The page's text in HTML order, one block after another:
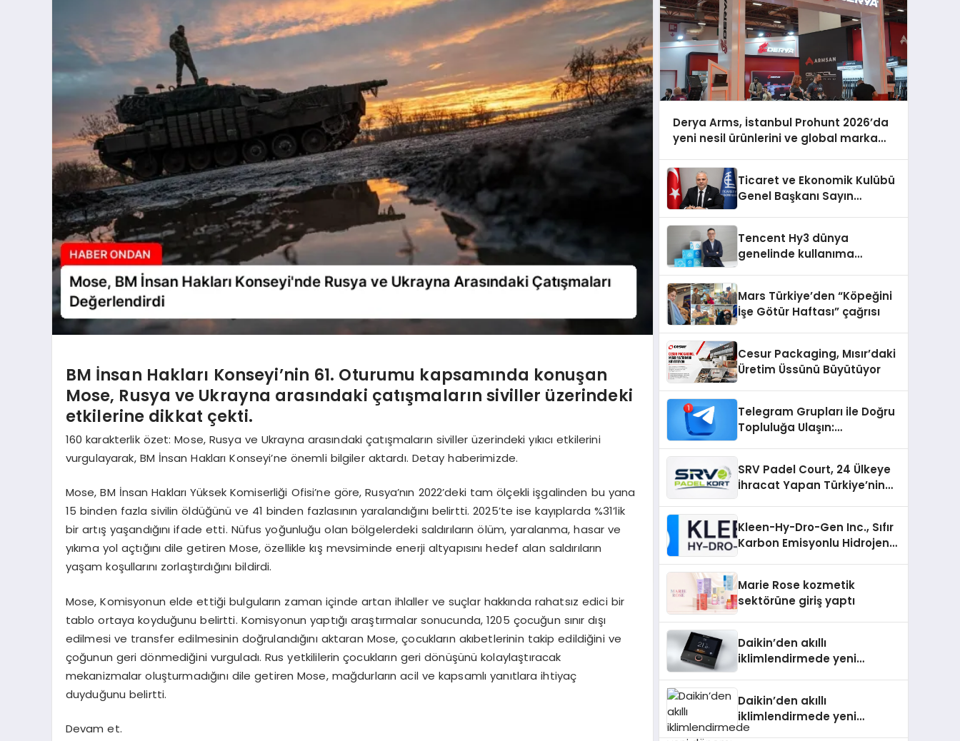
BM İnsan Hakları Konseyi’nin 61. Oturumu kapsamında konuşan
Mose, Rusya ve Ukrayna arasındaki çatışmaların siviller üzerindeki
etkilerine dikkat çekti.
160 karakterlik özet: Mose, Rusya ve Ukrayna arasındaki çatışmaların siviller üzerindeki yıkıcı etkilerini
vurgulayarak, BM İnsan Hakları Konseyi’ne önemli bilgiler aktardı. Detay haberimizde.
Mose, BM İnsan Hakları Yüksek Komiserliği Ofisi’ne göre, Rusya’nın 2022’deki tam ölçekli işgalinden bu yana
15 binden fazla sivilin öldüğünü ve 41 binden fazlasının yaralandığını belirtti. 2025’te ise kayıplarda %31’lik
bir artış yaşandığını ifade etti. Nüfus yoğunluğu olan bölgelerdeki saldırıların ölüm, yaralanma, hasar ve
yıkıma yol açtığını dile getiren Mose, özellikle kış mevsiminde enerji altyapısını hedef alan saldırıların
yaşam koşullarını zorlaştırdığını bildirdi.
Mose, Komisyonun elde ettiği bulguların zaman içinde artan ihlaller ve suçlar hakkında rahatsız edici bir
tablo ortaya koyduğunu belirtti. Komisyonun yaptığı araştırmalar sonucunda, 1205 çocuğun sınır dışı
edilmesi ve transfer edilmesinin doğrulandığını aktaran Mose, çocukların akıbetlerinin takip edildiğini ve
çoğunun geri dönmediğini vurguladı. Rus yetkililerin çocukların geri dönüşünü kolaylaştıracak
mekanizmalar oluşturmadığını dile getiren Mose, mağdurların acil ve kapsamlı yanıtlara ihtiyaç
duyduğunu belirtti.
Devam et.
Derya Arms, İstanbul Prohunt 2026’da
yeni nesil ürünlerini ve global marka
Ticaret ve Ekonomik Kulübü
Genel Başkanı Sayın
şunları kaydetti:
Tencent Hy3 dünya
genelinde kullanıma
Mars Türkiye’den “Köpeğini
İşe Götür Haftası” çağrısı
Cesur Packaging, Mısır’daki
Üretim Üssünü Büyütüyor
Telegram Grupları ile Doğru
Topluluğa Ulaşın:
SRV Padel Court, 24 Ülkeye
İhracat Yapan Türkiye’nin
Kleen-Hy-Dro-Gen Inc., Sıfır
Karbon Emisyonlu Hidrojen
Aldı
Marie Rose kozmetik
sektörüne giriş yaptı
Daikin’den akıllı
iklimlendirmede yeni
Daikin’den akıllı
iklimlendirmede yeni
dönem: Madoka Plus